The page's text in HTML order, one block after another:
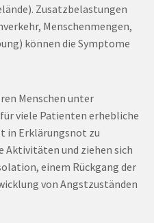
Zusatzbelastungen
Menschenmengen,
können die Symptome
Menschen unter
viele Patienten erhebliche
in Erklärungsnot zu
Aktivitäten und ziehen sich
einem Rückgang der
von Angstzuständen